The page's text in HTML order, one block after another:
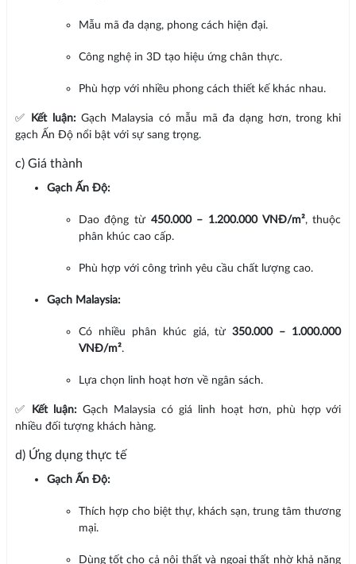
Mẫu mã đa dạng, phong cách hiện đại.
Công nghệ in 3D tạo hiệu ứng chân thực.
Phù hợp với nhiều phong cách thiết kế khác nhau.
✅ Kết luận:Gạch Malaysia có mẫu mã đa dạng hơn, trong khi
gạch Ấn Độ nổi bật với sự sang trọng.
c) Giá thành
Gạch Ấn Độ:
Dao động từ 450.000 – 1.200.000 VNĐ/m², thuộc
phân khúc cao cấp.
Phù hợp với công trình yêu cầu chất lượng cao.
Gạch Malaysia:
Có nhiều phân khúc giá, từ350.000 – 1.000.000
VNĐ/m².
Lựa chọn linh hoạt hơn về ngân sách.
✅ Kết luận: Gạch Malaysia có giá linh hoạt hơn, phù hợp với
nhiều đối tượng khách hàng.
d) Ứng dụng thực tế
Gạch Ấn Độ:
Thích hợp cho biệt thự, khách sạn, trung tâm thương
mại.
Dùng tốt cho cả nội thất và ngoại thất nhờ khả năng